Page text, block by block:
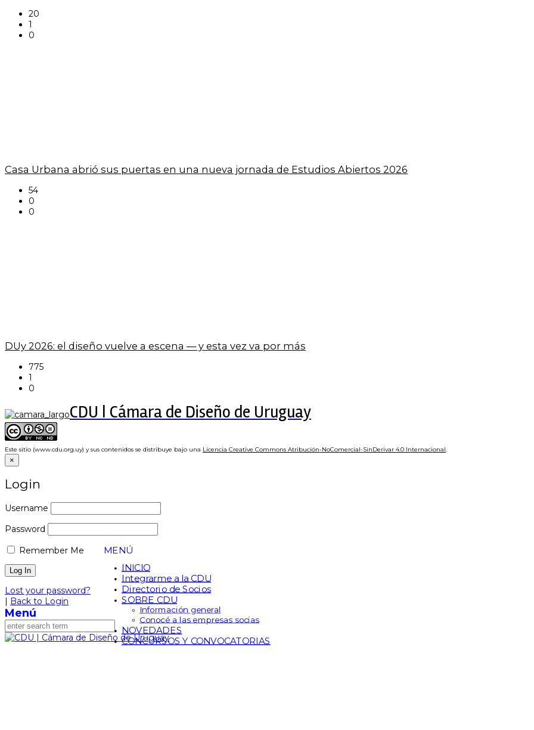
20
1
0
Casa Urbana abrió sus puertas en una nueva jornada de Estudios Abiertos 2026
54
0
0
DUy 2026: el diseño vuelve a escena — y esta vez va por más
775
1
0
CDU | Cámara de Diseño de Uruguay
Este sitio (www.cdu.org.uy) y sus contenidos se distribuye bajo una Licencia Creative Commons Atribución-NoComercial-SinDerivar 4.0 Internacional.
×
Login
Username
Password
Remember Me
Lost your password?
| Back to Login
Menú
MENÚ
INICIO
Integrarme a la CDU
Directorio de Socios
SOBRE CDU
Información general
Conocé a las empresas socias
NOVEDADES
CONCURSOS Y CONVOCATORIAS